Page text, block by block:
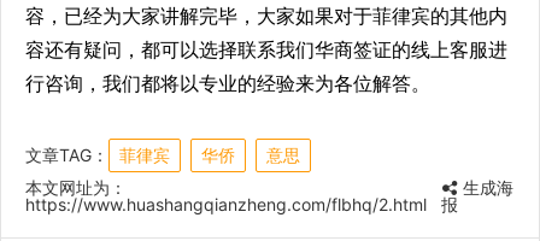
容，已经为大家讲解完毕，大家如果对于菲律宾的其他内
容还有疑问，都可以选择联系我们华商签证的线上客服进
行咨询，我们都将以专业的经验来为各位解答。
文章TAG： 菲律宾 华侨
意思
本文网址为：
https://www.huashangqianzheng.com/flbhq/2.html
生成海
报